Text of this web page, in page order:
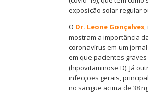
exposição solar regular
O Dr. Leone Gonçalves
mostram a importância
coronavírus em um
em que pacientes
(hipovitaminose D). Já
infecções gerais,
no sangue acima de 38